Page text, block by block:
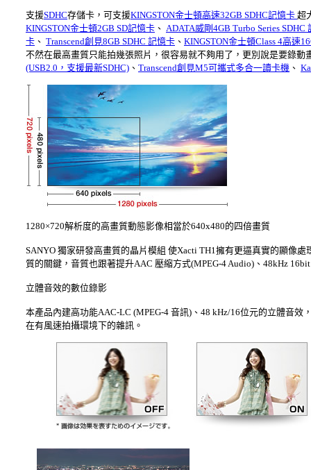
支援SDHC存儲卡，可支援KINGSTON金士頓高速32GB SDHC記憶卡 超
KINGSTON金士頓2GB SD記憶卡 、 ADATA威剛4GB Turbo Series SDHC
卡 、 Transcend創見8GB SDHC 記憶卡 、 KINGSTON金士頓Class 4高速
不然在最高畫質只能拍幾張照片，很容易就不夠用了，更別說是要錄
(USB2.0，支援最新SDHC) 、 Transcend創見M5可攜式多合一讀卡機 、
1280×720解析度的高畫質動態影像相當於640x480的四倍畫質
SANYO 獨家研發高畫質的晶片模組 使Xacti TH1擁有更逼真實的顯像
質的關鍵，音質也跟著提升AAC 壓縮方式(MPEG-4 Audio)、48kHz
立體音效的數位錄影
本產品內建高功能AAC-LC (MPEG-4 音訊)、48 kHz/16位元的立體音
在有風速拍攝環境下的雜訊。